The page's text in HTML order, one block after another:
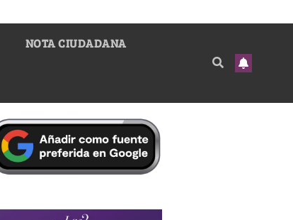
NOTA CIUDADANA